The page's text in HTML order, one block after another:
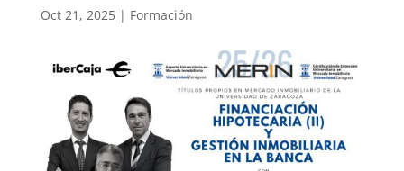
Oct 21, 2025| Formación